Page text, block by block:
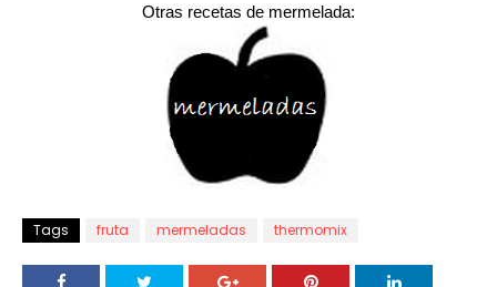
Otras recetas de mermelada:
Tags fruta mermeladas thermomix